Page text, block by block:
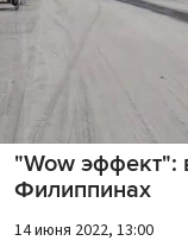
"Wow эффект":
Филиппинах
14 июня 2022, 13:00